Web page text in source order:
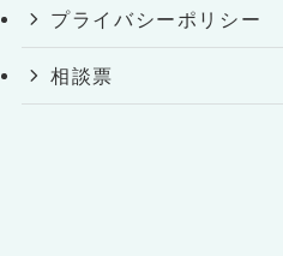
プライバシーポリシー
相談票